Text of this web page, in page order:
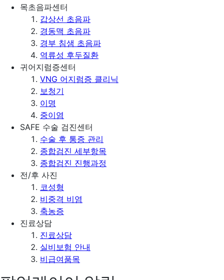
목초음파센터
갑상선 초음파
경동맥 초음파
경부 침샘 초음파
역류성 후두질환
귀어지럼증센터
VNG 어지럼증 클리닉
보청기
이명
중이염
SAFE 수술 검진센터
수술 후 통증 관리
종합검진 세부항목
종합검진 진행과정
전/후 사진
코성형
비중격 비염
축농증
진료상담
진료상담
실비보험 안내
비급여품목